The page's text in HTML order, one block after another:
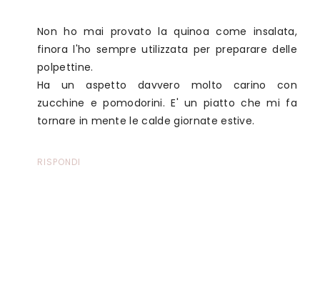
Non ho mai provato la quinoa come insalata,
finora l'ho sempre utilizzata per preparare delle
polpettine.
Ha un aspetto davvero molto carino con
zucchine e pomodorini. E' un piatto che mi fa
tornare in mente le calde giornate estive.
RISPONDI